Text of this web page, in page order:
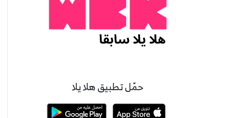
حمّل تطبيق هلا يلا